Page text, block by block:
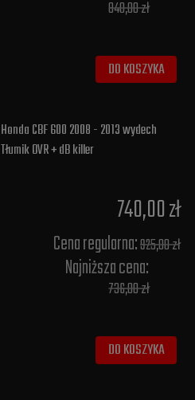
840,00 zł
DO KOSZYKA
Honda CBF 600 2008 - 2013 wydech
Tłumik OVR + dB killer
740,00 zł
Cena regularna:925,00 zł
Najniższa cena:
736,00 zł
DO KOSZYKA